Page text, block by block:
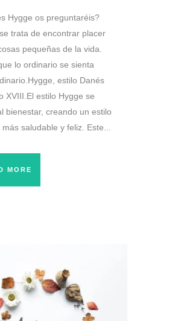
Hygge os preguntaréis?
trata de encontrar placer
pequeñas de la vida.
lo ordinario se sienta
estilo Danés
XVIII.El estilo Hygge se
bienestar, creando un estilo
saludable y feliz. Este...
MORE